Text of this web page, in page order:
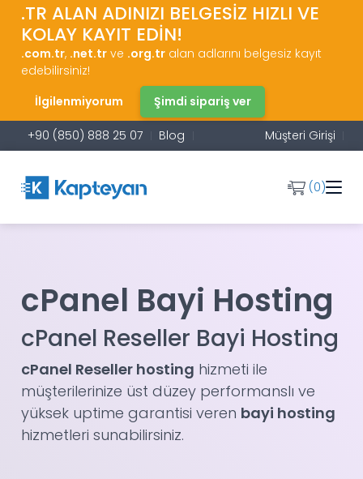
.TR ALAN ADINIZI BELGESİZ HIZLI VE
KOLAY KAYIT EDİN!
.com.tr, .net.tr ve .org.tr alan adlarını belgesiz kayıt
edebilirsiniz!
İlgilenmiyorum
Şimdi sipariş ver
+90 (850) 888 25 07 Blog Müşteri Girişi
(0)
cPanel Bayi Hosting
cPanel Reseller Bayi Hosting
cPanel Reseller hosting hizmeti ile
müşterilerinize üst düzey performanslı ve
yüksek uptime garantisi veren bayi hosting
hizmetleri sunabilirsiniz.